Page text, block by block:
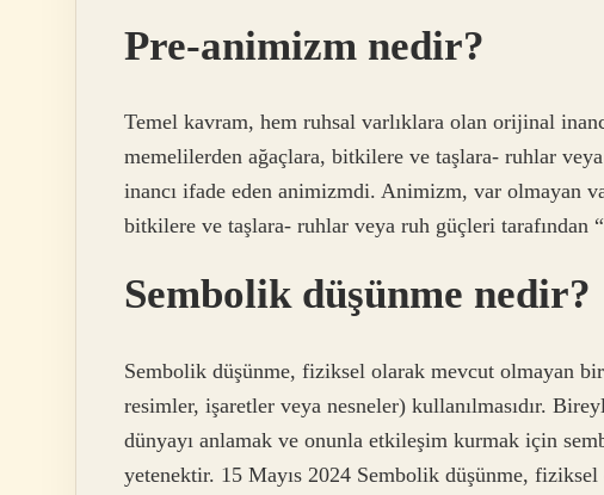
Pre-animizm nedir?
Temel kavram, hem ruhsal varlıklara olan orijinal
memelilerden ağaçlara, bitkilere ve taşlara- ruhlar veya
inancı ifade eden animizmdi. Animizm, var olmayan
bitkilere ve taşlara- ruhlar veya ruh güçleri tarafından
Sembolik düşünme nedir?
Sembolik düşünme, fiziksel olarak mevcut olmayan
resimler, işaretler veya nesneler) kullanılmasıdır.
dünyayı anlamak ve onunla etkileşim kurmak için
yetenektir. 15 Mayıs 2024 Sembolik düşünme,